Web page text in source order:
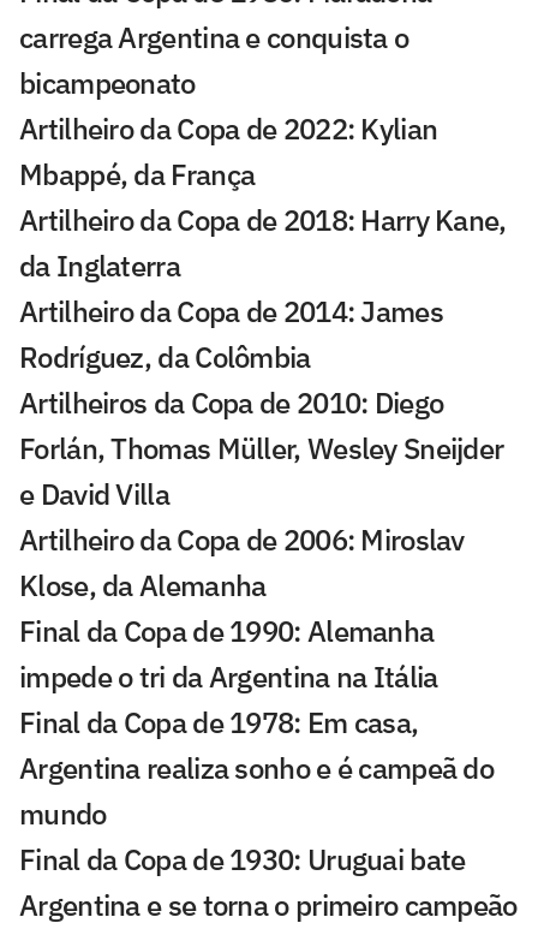
carrega Argentina e conquista o
bicampeonato
Artilheiro da Copa de 2022: Kylian
Mbappé, da França
Artilheiro da Copa de 2018: Harry Kane,
da Inglaterra
Artilheiro da Copa de 2014: James
Rodríguez, da Colômbia
Artilheiros da Copa de 2010: Diego
Forlán, Thomas Müller, Wesley Sneijder
e David Villa
Artilheiro da Copa de 2006: Miroslav
Klose, da Alemanha
Final da Copa de 1990: Alemanha
impede o tri da Argentina na Itália
Final da Copa de 1978: Em casa,
Argentina realiza sonho e é campeã do
mundo
Final da Copa de 1930: Uruguai bate
Argentina e se torna o primeiro campeão